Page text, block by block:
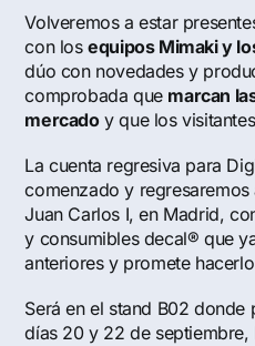
Volveremos a estar
con losequipos Mimaki y
dúo con novedades y
comprobada que marcan
mercadoy que los
La cuenta regresiva para
comenzado y regresaremos
Juan Carlos I, en Madrid,
y consumibles decal® que
anteriores y promete
Será en el stand B02 donde
días 20 y 22 de